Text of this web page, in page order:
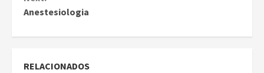
Anestesiologia
RELACIONADOS